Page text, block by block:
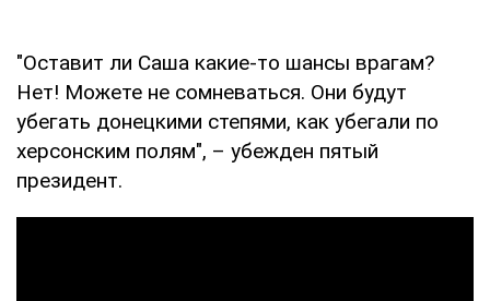
"Оставит ли Саша какие-то шансы врагам?
Нет! Можете не сомневаться. Они будут
убегать донецкими степями, как убегали по
херсонским полям", – убежден пятый
президент.